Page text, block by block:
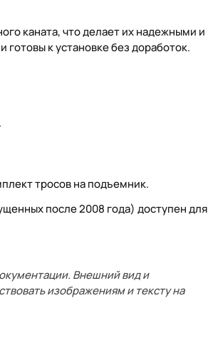
каната, что делает их надежными и
к установке без доработок.
тросов на подъемник.
после 2008 года) доступен для
Внешний вид и
изображениям и тексту на